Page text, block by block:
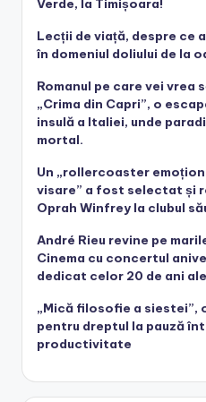
Verde, la Timișoara!
Lecții de viață, despre ce
în domeniul doliului de la
Romanul pe care vei vrea
„Crima din Capri”, o
insulă a Italiei, unde
mortal.
Un „rollercoaster
visare” a fost selectat și
Oprah Winfrey la clubul
André Rieu revine pe
Cinema cu concertul
dedicat celor 20 de ani
„Mică filosofie a siestei”,
pentru dreptul la pauză
productivitate